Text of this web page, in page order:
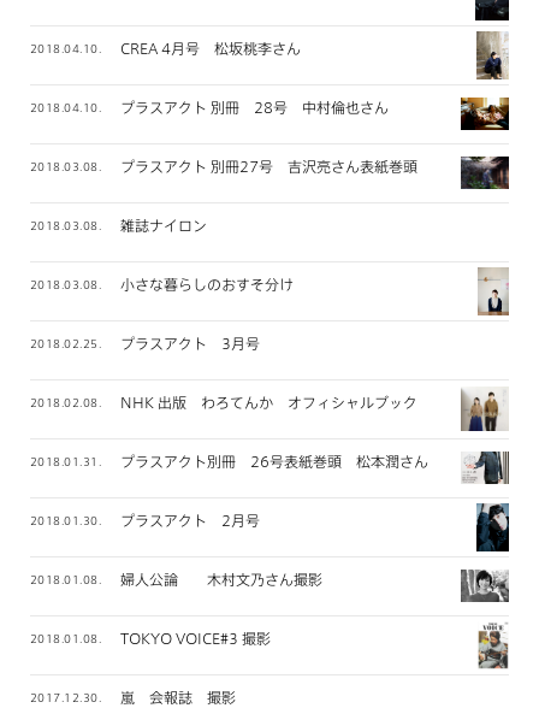
2018.04.10. CREA 4月号 松坂桃李さん
2018.04.10. プラスアクト 別冊 28号 中村倫也さん
2018.03.08. プラスアクト 別冊27号 吉沢亮さん表紙巻頭
2018.03.08. 雑誌ナイロン
2018.03.08. 小さな暮らしのおすそ分け
2018.02.25. プラスアクト 3月号
2018.02.08. NHK 出版 わろてんか オフィシャルブック
2018.01.31. プラスアクト別冊 26号表紙巻頭 松本潤さん
2018.01.30. プラスアクト 2月号
2018.01.08. 婦人公論 木村文乃さん撮影
2018.01.08. TOKYO VOICE#3 撮影
2017.12.30. 嵐 会報誌 撮影